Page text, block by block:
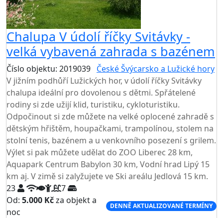
Chalupa V údolí říčky Svitávky -
velká vybavená zahrada s bazénem
Číslo objektu: 2019039 České Švýcarsko a Lužické hory
V jižním podhůří Lužických hor, v údolí říčky Svitávky
chalupa ideální pro dovolenou s dětmi. Spřátelené
rodiny si zde užijí klid, turistiku, cykloturistiku.
Odpočinout si zde můžete na velké oplocené zahradě s
dětským hřištěm, houpačkami, trampolínou, stolem na
stolní tenis, bazénem a u venkovního posezení s grilem.
Výlet si pak můžete udělat do ZOO Liberec 28 km,
Aquapark Centrum Babylon 30 km, Vodní hrad Lipý 15
km aj. V zimě si zalyžujete ve Ski areálu Jedlová 15 km.
23
7
Od: 5.000 Kčza objekt a
noc
DENNĚ AKTUALIZOVANÉ TERMÍNY